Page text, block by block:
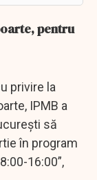
pentru
privire la
IPMB a
să
în program
16:00”,